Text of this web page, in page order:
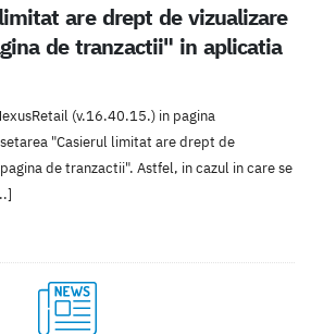
are drept de vizualizare
de tranzactii" in aplicatia
(v.16.40.15.) in pagina
"Casierul limitat are drept de
de tranzactii". Astfel, in cazul in care se